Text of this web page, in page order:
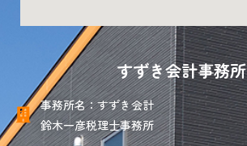
すずき会計事務所
事務所名：すずき会計
鈴木一彦税理士事務所